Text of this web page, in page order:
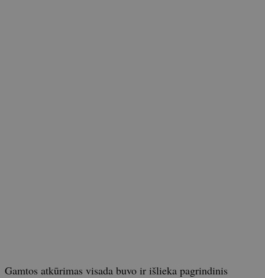
Gamtos atkūrimas visada buvo ir išlieka pagrindinis